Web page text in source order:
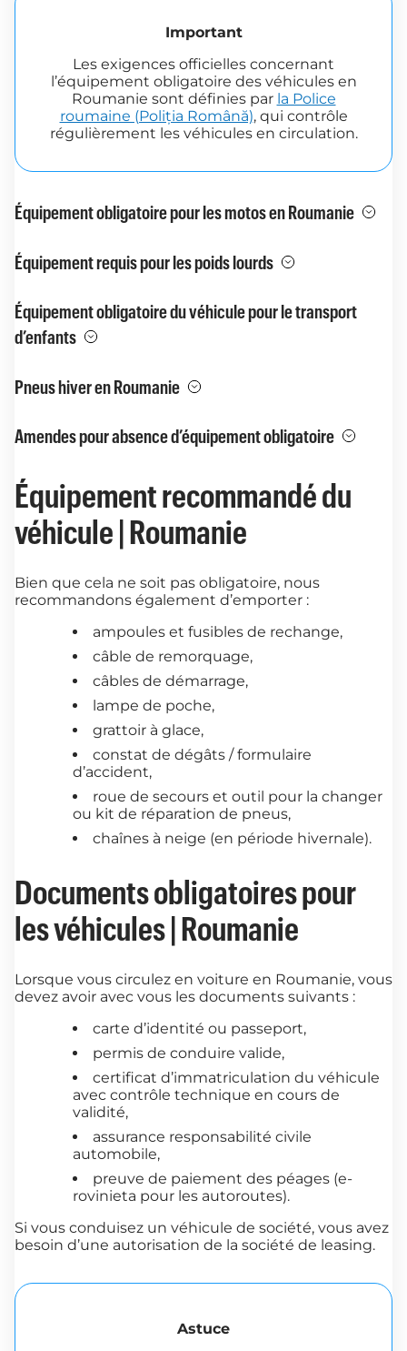
Important
Les exigences officielles concernant
l’équipement obligatoire des véhicules en
Roumanie sont définies par la Police
roumaine (Poliția Română), qui contrôle
régulièrement les véhicules en circulation.
Équipement obligatoire pour les motos en Roumanie
Équipement requis pour les poids lourds
Équipement obligatoire du véhicule pour le transport
d’enfants
Pneus hiver en Roumanie
Amendes pour absence d’équipement obligatoire
Équipement recommandé du
véhicule | Roumanie
Bien que cela ne soit pas obligatoire, nous
recommandons également d’emporter :
ampoules et fusibles de rechange,
câble de remorquage,
câbles de démarrage,
lampe de poche,
grattoir à glace,
constat de dégâts / formulaire
d’accident,
roue de secours et outil pour la changer
ou kit de réparation de pneus,
chaînes à neige (en période hivernale).
Documents obligatoires pour
les véhicules | Roumanie
Lorsque vous circulez en voiture en Roumanie, vous
devez avoir avec vous les documents suivants :
carte d’identité ou passeport,
permis de conduire valide,
certificat d’immatriculation du véhicule
avec contrôle technique en cours de
validité,
assurance responsabilité civile
automobile,
preuve de paiement des péages (e-
rovinieta pour les autoroutes).
Si vous conduisez un véhicule de société, vous avez
besoin d’une autorisation de la société de leasing.
Astuce